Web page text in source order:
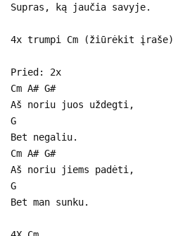
Supras, ką jaučia savyje.
4x trumpi Cm (žiūrėkit įraše)
Pried: 2x
Cm A# G#
Aš noriu juos uždegti,
G
Bet negaliu.
Cm A# G#
Aš noriu jiems padėti,
G
Bet man sunku.